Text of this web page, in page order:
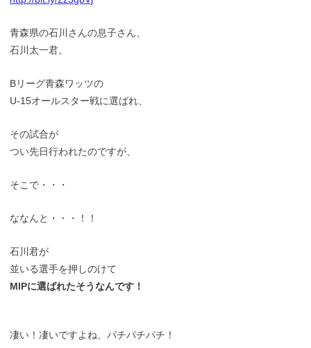
青森県の石川さんの息子さん、
石川太一君。
Bリーグ青森ワッツの
U-15オールスター戦に選ばれ、
その試合が
つい先日行われたのですが、
そこで・・・
ななんと・・・！！
石川君が
並いる選手を押しのけて
MIPに選ばれたそうなんです！
凄い！凄いですよね、パチパチパチ！